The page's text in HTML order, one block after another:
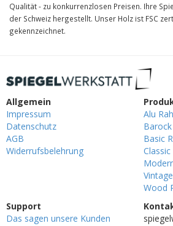
Qualität - zu konkurrenzlosen Preisen. Ihre
der Schweiz hergestellt. Unser Holz ist FSC
gekennzeichnet.
Allgemein
Impressum
Datenschutz
AGB
Widerrufsbelehrung
Alu
Basic
Wood
Support
Das sagen unsere Kunden